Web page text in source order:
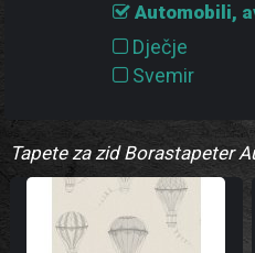
Automobili,
Dječje
Svemir
Tapete za zid Borastapeter